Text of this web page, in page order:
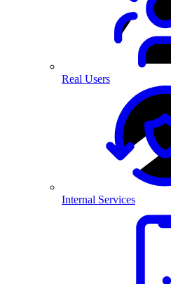
Real Users
Internal Services